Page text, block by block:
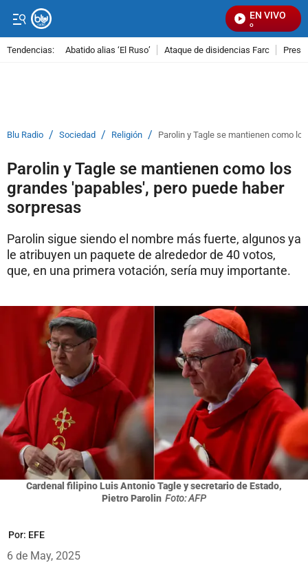
EN VIVO
Tendencias: Abatido alias ‘El Ruso’ Ataque de disidencias Farc
Blu Radio / Sociedad / Religión / Parolin y Tagle se mantienen como
Parolin y Tagle se mantienen como los
grandes 'papables', pero puede haber
sorpresas
Parolin sigue siendo el nombre más fuerte, algunos ya
le atribuyen un paquete de alrededor de 40 votos,
que, en una primera votación, sería muy importante.
Cardenal filipino Luis Antonio Tagle y secretario de Estado,
Pietro Parolin Foto: AFP
Por: EFE
6 de May, 2025